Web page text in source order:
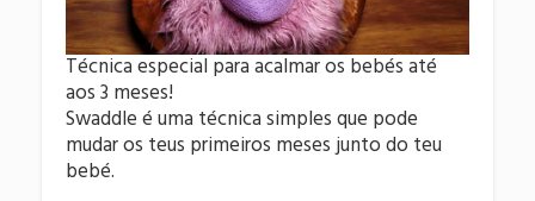
Técnica especial para acalmar os bebés até
aos 3 meses!
Swaddle é uma técnica simples que pode
mudar os teus primeiros meses junto do teu
bebé.